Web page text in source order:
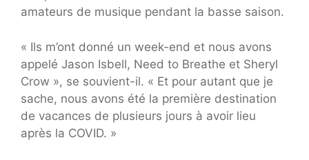
amateurs de musique pendant la basse saison.
« Ils m’ont donné un week-end et nous avons
appelé Jason Isbell, Need to Breathe et Sheryl
Crow », se souvient-il. « Et pour autant que je
sache, nous avons été la première destination
de vacances de plusieurs jours à avoir lieu
après la COVID. »